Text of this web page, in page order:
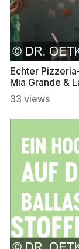
Echter
Mia Grande &
33 views